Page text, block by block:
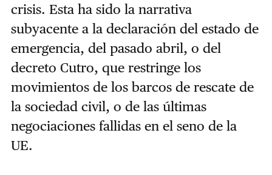
crisis. Esta ha sido la narrativa
subyacente a la declaración del estado de
emergencia, del pasado abril, o del
decreto Cutro, que restringe los
movimientos de los barcos de rescate de
la sociedad civil, o de las últimas
negociaciones fallidas en el seno de la
UE.